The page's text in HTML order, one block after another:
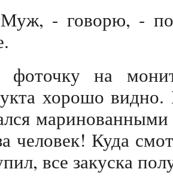
- говорю, -
на
хорошо
человек! Куда
все закуска